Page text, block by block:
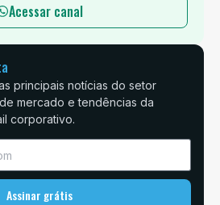
Acessar canal
principais notícias do setor
mercado e tendências da
corporativo.
Assinar grátis